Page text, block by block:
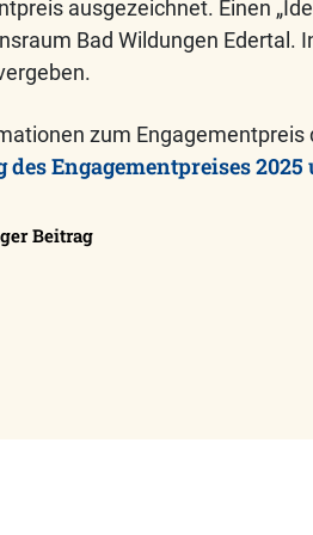
ausgezeichnet. Einen
Bad Wildungen Edertal.
zum Engagementpreis
des Engagementpreises
Beitrag